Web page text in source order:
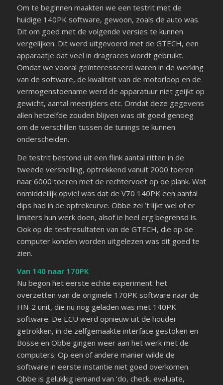
Om te beginnen maakten we een testrit met de
huidige 140PK software, gewoon, zoals de auto was.
Dit om goed met de volgende versies te kunnen
vergelijken. Dit werd uitgevoerd met de GTECH, een
apparaatje dat veel in dragraces wordt gebruikt.
Omdat we vooral geïnteresseerd waren in de werking
van de software, de kwaliteit van de motorloop en de
vermogenstoename werd de apparatuur niet geijkt op
gewicht, aantal meerijders etc. Omdat deze gegevens
allen hetzelfde zouden blijven was dit goed genoeg
om de verschillen tussen de tunings te kunnen
onderscheiden.
De testrit bestond uit een flink aantal ritten in de
tweede versnelling, optrekkend vanuit 2000 toeren
naar 6000 toeren met de rechtervoet op de plank. Wat
onmiddellijk opviel was dat de V70 140PK een aantal
dips had in de optrekcurve. Obbe zei ’t lijkt wel of er
limiters hun werk doen, alsof ie heel erg begrensd is.
Ook op de testresultaten van de GTECH, die op de
computer konden worden uitgelezen was dit goed te
zien.
Van 140 naar 170PK
Nu begon het eerste echte experiment: het
overzetten van de originele 170PK software naar de
HN-2 unit, die nu nog geladen was met 140PK
software. De ECU werd opnieuw uit de houder
getrokken, in de zelfgemaakte interface gestoken en
Bosse en Obbe gingen weer aan het werk met de
computers. Op een of andere manier wilde de
software in eerste instantie niet goed overkomen.
Obbe is gelukkig iemand van ‘do, check, evaluate,